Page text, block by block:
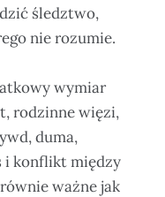
śledztwo,
nie rozumie.
wymiar
rodzinne więzi,
duma,
i konflikt między
ważne jak